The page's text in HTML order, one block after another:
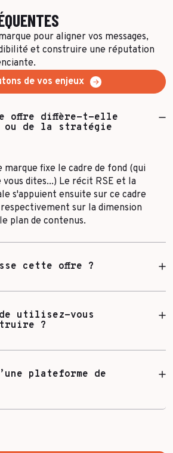
pour aligner vos messages,
et construire une réputation
de vos enjeux
offre diffère-t-elle
ou de la stratégie
fixe le cadre de fond (qui
vous dites...) Le récit RSE et la
s'appuient ensuite sur ce cadre
sur la dimension
plan de contenus.
cette offre ?
utilisez-vous
?
plateforme de